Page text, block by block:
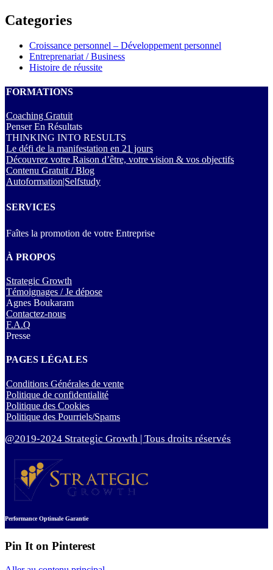
Categories
Croissance personnel – Développement personnel
Entreprenariat / Business
Histoire de réussite
FORMATIONS
Coaching Gratuit
Penser En Résultats
THINKING INTO RESULTS
Le défi de la manifestation en 21 jours
Découvrez votre Raison d’être, votre vision & vos objectifs
Contenu Gratuit / Blog
Autoformation|Selfstudy
SERVICES
Faîtes la promotion de votre Entreprise
À PROPOS
Strategic Growth
Témoignages / Je dépose
Agnes Boukaram
Contactez-nous
F.A.Q
Presse
PAGES LÉGALES
Conditions Générales de vente
Politique de confidentialité
Politique des Cookies
Politique des Pourriels/Spams
@2019-2024 Strategic Growth | Tous droits réservés
Performance Optimale Garantie
Pin It on Pinterest